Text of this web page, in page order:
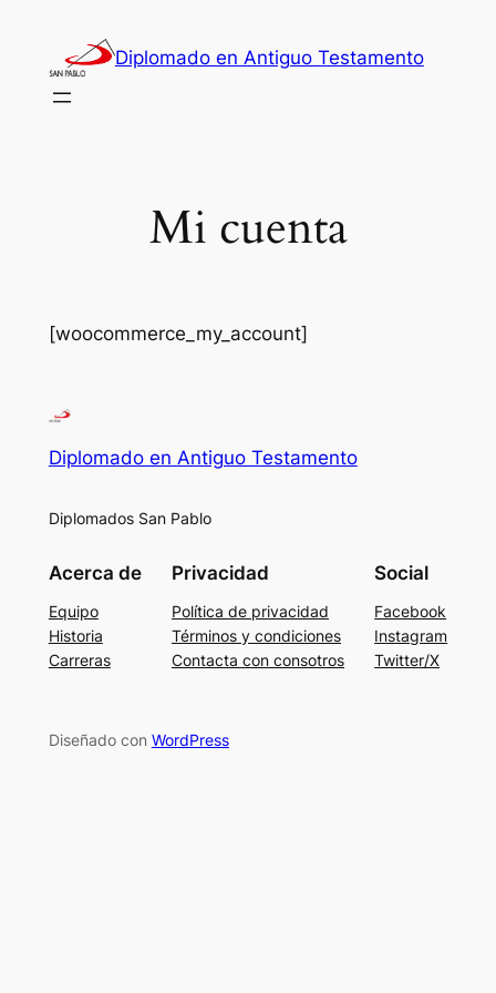
contenido
Diplomado en Antiguo Testamento
Mi cuenta
[woocommerce_my_account]
Diplomado en Antiguo Testamento
Diplomados San Pablo
Acerca de
Equipo
Historia
Carreras
Privacidad
Política de privacidad
Términos y condiciones
Contacta con consotros
Social
Facebook
Instagram
Twitter/X
Diseñado con WordPress